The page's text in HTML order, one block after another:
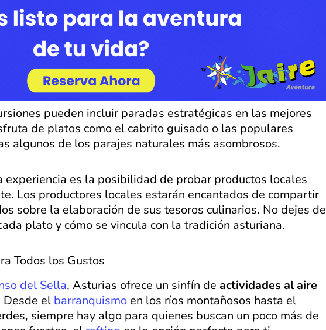
pueden incluir paradas estratégicas en las mejores
de platos como el cabrito guisado o las populares
algunos de los parajes naturales más asombrosos.
experiencia es la posibilidad de probar productos locales
Los productores locales estarán encantados de compartir
sobre la elaboración de sus tesoros culinarios. No dejes de
plato y cómo se vincula con la tradición asturiana.
Todos los Gustos
del Sella, Asturias ofrece un sinfín de actividades al aire
Desde el barranquismo en los ríos montañosos hasta el
siempre hay algo para quienes buscan un poco más de